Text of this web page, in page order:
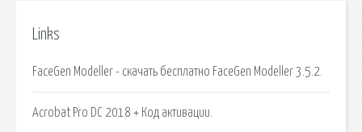
Links
FaceGen Modeller - скачать бесплатно FaceGen Modeller 3.5.2.
Acrobat Pro DC 2018 + Код активации.